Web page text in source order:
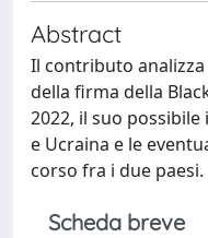
Abstract
Il contributo
della firma della
2022, il suo
e Ucraina e le
corso fra i due paesi.
Scheda breve